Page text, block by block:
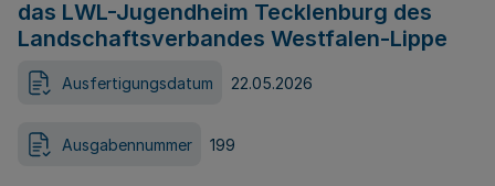
das LWL-Jugendheim Tecklenburg des
Landschaftsverbandes Westfalen-Lippe
Ausfertigungsdatum 22.05.2026
Ausgabennummer 199